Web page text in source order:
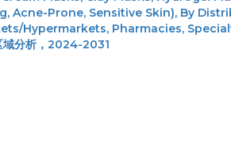
Acne-Prone, Sensitive Skin), By
Hypermarkets, Pharmacies,
域分析，2024-2031